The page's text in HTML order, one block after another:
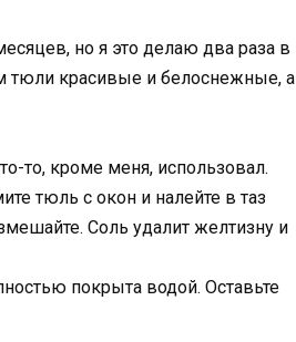
но я это делаю два раза в
тюли красивые и белоснежные, а
то, кроме меня, использовал.
тюль с окон и налейте в таз
Соль удалит желтизну и
покрыта водой. Оставьте